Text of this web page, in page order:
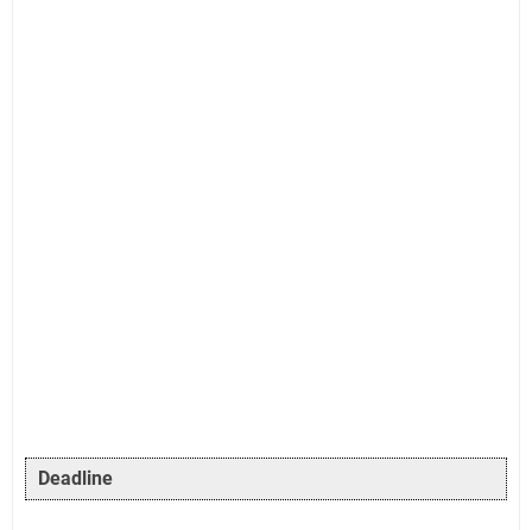
Deadline